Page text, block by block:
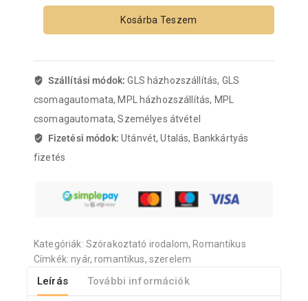
Kosárba Teszem
Szállítási módok:GLS házhozszállítás, GLS
csomagautomata, MPL házhozszállítás, MPL
csomagautomata, Személyes átvétel
Fizetési módok:Utánvét, Utalás, Bankkártyás
fizetés
Kategóriák: Szórakoztató irodalom, Romantikus
Címkék:nyár,romantikus, szerelem
Leírás További információk